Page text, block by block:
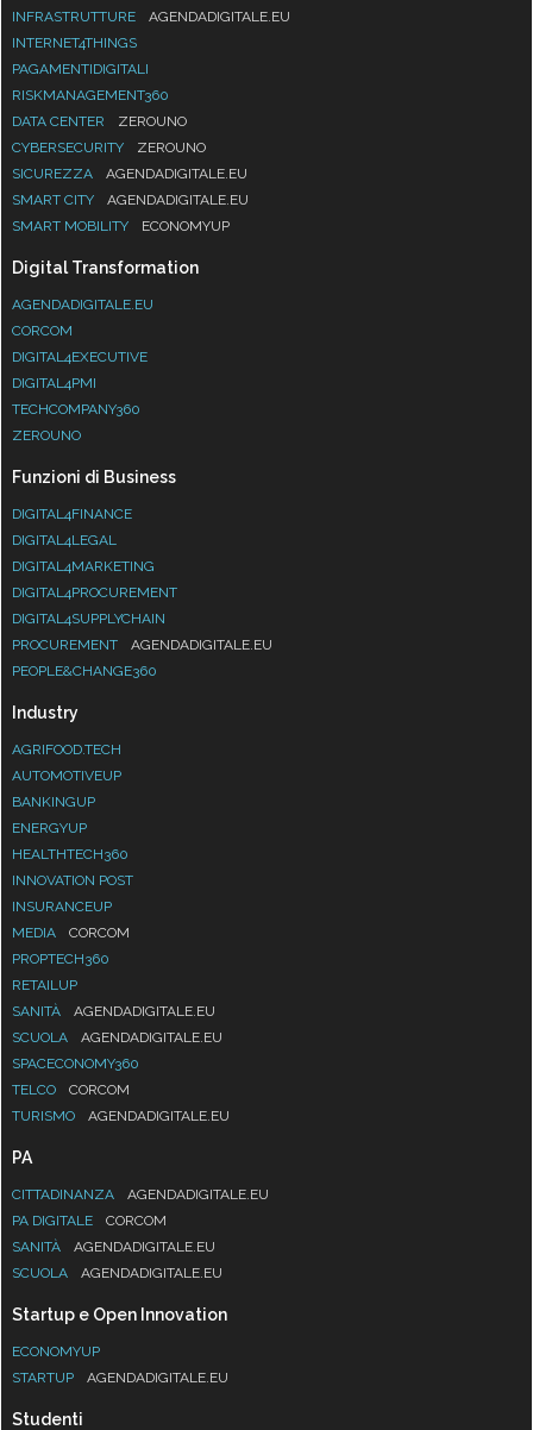
INFRASTRUTTURE
AGENDADIGITALE.EU
INTERNET4THINGS
PAGAMENTIDIGITALI
RISKMANAGEMENT360
DATA CENTER
ZEROUNO
CYBERSECURITY
ZEROUNO
SICUREZZA
AGENDADIGITALE.EU
SMART CITY
AGENDADIGITALE.EU
SMART MOBILITY
ECONOMYUP
Digital Transformation
AGENDADIGITALE.EU
CORCOM
DIGITAL4EXECUTIVE
DIGITAL4PMI
TECHCOMPANY360
ZEROUNO
Funzioni di Business
DIGITAL4FINANCE
DIGITAL4LEGAL
DIGITAL4MARKETING
DIGITAL4PROCUREMENT
DIGITAL4SUPPLYCHAIN
PROCUREMENT
AGENDADIGITALE.EU
PEOPLE&CHANGE360
Industry
AGRIFOOD.TECH
AUTOMOTIVEUP
BANKINGUP
ENERGYUP
HEALTHTECH360
INNOVATION POST
INSURANCEUP
MEDIA
CORCOM
PROPTECH360
RETAILUP
SANITÀ
AGENDADIGITALE.EU
SCUOLA
AGENDADIGITALE.EU
SPACECONOMY360
TELCO
CORCOM
TURISMO
AGENDADIGITALE.EU
PA
CITTADINANZA
AGENDADIGITALE.EU
PA DIGITALE
CORCOM
SANITÀ
AGENDADIGITALE.EU
SCUOLA
AGENDADIGITALE.EU
Startup e Open Innovation
ECONOMYUP
STARTUP
AGENDADIGITALE.EU
Studenti